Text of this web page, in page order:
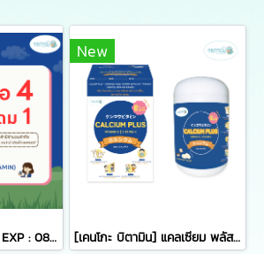
Buy 4 Get 1 FREE / EXP : 08112026 แคลเซียม พลัส ชนิดเคี้ยว สูตรปราศจากน้ำตาลทราย บรรจุ 8 เม็ด/ซอง x 24 ซอง
New
[เคนโกะ บิตามิน] แคลเซียม พลัส ชนิดเคี้ยว 30 เม็ด